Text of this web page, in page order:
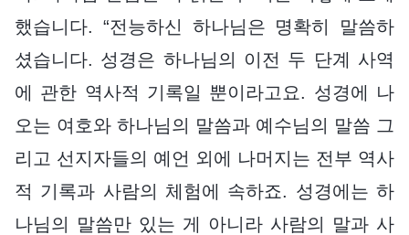
했습니다. “전능하신 하나님은 명확히 말씀하
셨습니다. 성경은 하나님의 이전 두 단계 사역
에 관한 역사적 기록일 뿐이라고요. 성경에 나
오는 여호와 하나님의 말씀과 예수님의 말씀 그
리고 선지자들의 예언 외에 나머지는 전부 역사
적 기록과 사람의 체험에 속하죠. 성경에는 하
나님의 말씀만 있는 게 아니라 사람의 말과 사